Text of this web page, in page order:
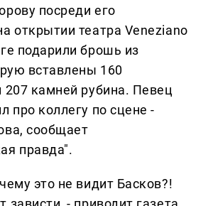
посреди его
открытии театра Veneziano
подарили брошь из
вставлены 160
207 камней рубина. Певец
про коллегу по сцене -
сообщает
правда".
это не видит Басков?!